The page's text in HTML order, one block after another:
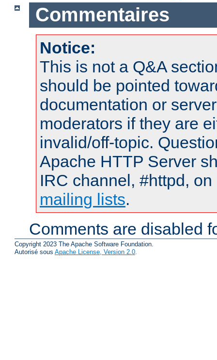
Commentaires
Notice:
This is not a Q&A
should be pointed
documentation or
moderators if they are
invalid/off-topic.
Apache HTTP Server
IRC channel, #httpd,
mailing lists.
Comments are disabled
Copyright 2023 The Apache Software Foundation.
Autorisé sous Apache License, Version 2.0